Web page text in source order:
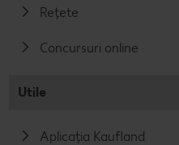
Rețete
Concursuri online
Utile
Aplicația Kaufland